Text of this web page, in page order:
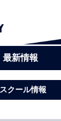
最新情報
スクール情報